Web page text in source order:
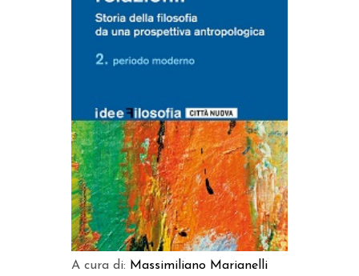
A cura di: Massimiliano Marianelli